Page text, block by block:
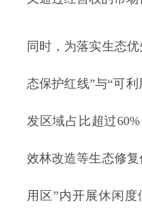
同时，为落实生态
态保护红线”与“可
发区域占比超过
效林改造等生态修复
用区”内开展休闲